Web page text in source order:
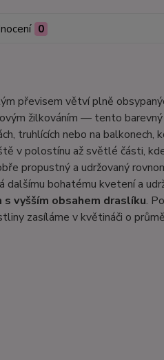
0
převisem větví plně
žilkováním — tento
truhlících nebo na balkonech,
v polostínu až světlé části,
propustný a udržovaný
bohatému kvetení a
vyšším obsahem draslíku.
zasíláme v květináči o